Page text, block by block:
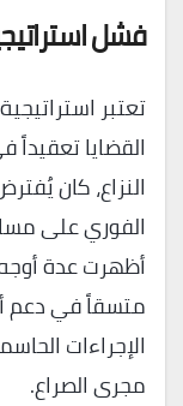
فشل
تعتبر
القضايا تعقيداً
النزاع، كان
الفوري على
أظهرت عدة
متسقاً في دعم
الإجراءات
مجرى الصراع.